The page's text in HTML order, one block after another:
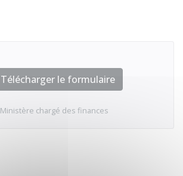
Télécharger le formulaire
Ministère chargé des finances